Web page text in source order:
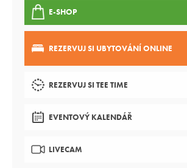
E-SHOP
REZERVUJ SI UBYTOVÁNÍ ONLINE
REZERVUJ SI TEE TIME
EVENTOVÝ KALENDÁŘ
LIVECAM